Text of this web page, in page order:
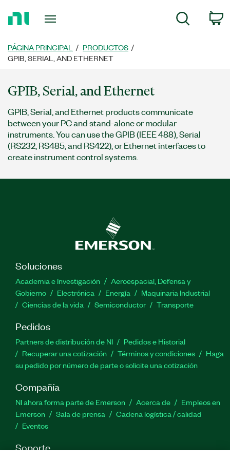
página
principal
Búsqueda
PÁGINA PRINCIPAL
PRODUCTOS
GPIB, SERIAL, AND ETHERNET
GPIB, Serial, and Ethernet
GPIB, Serial, and Ethernet products communicate
between your PC and stand-alone or modular
instruments. You can use the GPIB (IEEE 488), Serial
(RS232, RS485, and RS422), or Ethernet interfaces to
create instrument control systems.
Soluciones
Academia e Investigación
Aeroespacial, Defensa y
Gobierno
Electrónica Energía
Maquinaria Industrial
Ciencias de la vida
Semiconductor Transporte
Pedidos
Partners de distribución de NI
Pedidos e Historial
Recuperar una cotización
Términos y condiciones
Haga
su pedido por número de parte o solicite una cotización
Compañía
NI ahora forma parte de Emerson Acerca de
Empleos en
Emerson
Sala de prensa
Cadena logística / calidad
Eventos
Soporte